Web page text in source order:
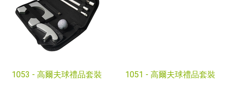
1053 - 高爾夫球禮品套裝 1051 - 高爾夫球禮品套裝